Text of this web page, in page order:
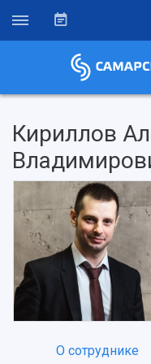
Кириллов
О сотруднике